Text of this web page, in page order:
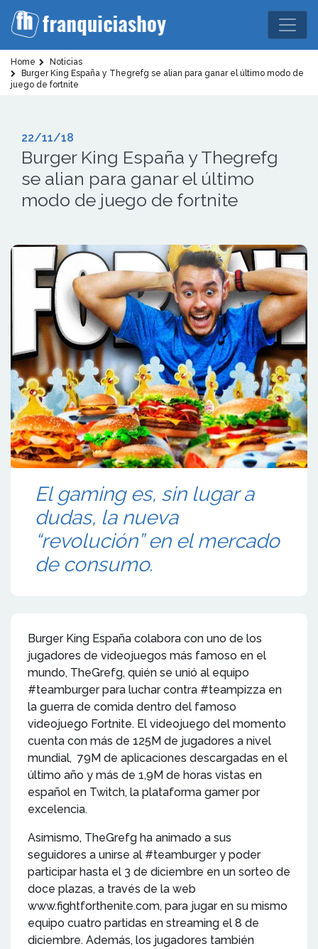
Home
Noticias
Burger King España y Thegrefg se alian para ganar el último modo de
juego de fortnite
22/11/18
Burger King España y Thegrefg
se alian para ganar el último
modo de juego de fortnite
El gaming es, sin lugar a
dudas, la nueva
“revolución” en el mercado
de consumo.
Burger King España colabora con uno de los
jugadores de videojuegos más famoso en el
mundo, TheGrefg, quién se unió al equipo
#teamburger para luchar contra #teampizza en
la guerra de comida dentro del famoso
videojuego Fortnite. El videojuego del momento
cuenta con más de 125M de jugadores a nivel
mundial, 79M de aplicaciones descargadas en el
último año y más de 1,9M de horas vistas en
español en Twitch, la plataforma gamer por
excelencia.
Asimismo, TheGrefg ha animado a sus
seguidores a unirse al #teamburger y poder
participar hasta el 3 de diciembre en un sorteo de
doce plazas, a través de la web
www.fightforthenite.com, para jugar en su mismo
equipo cuatro partidas en streaming el 8 de
diciembre. Además, los jugadores también